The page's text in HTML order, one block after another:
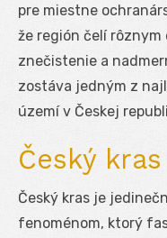
pre miestne
že región čelí rôznym
znečistenie a
zostáva jedným z
území v Českej
Český kras
Český kras je
fenoménom, ktorý